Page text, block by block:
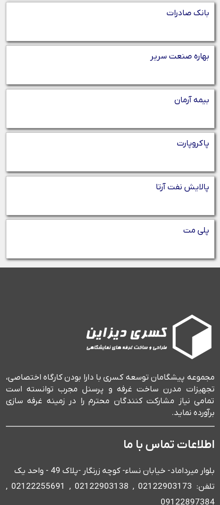
بانک صادرات
بهاره صنعت سریر
بیمه آرمان
پاکروپارت
پالایش نفت آرتا
پلی مت
مجموعه پیشگامان توسعه کسری با دارا بودن کارگاه اختصاصی،
تجهیزات مدرن ساخت غرفه و پرسنل مجرب توانسته است
تمامی نیاز مشارکت کنندگان محترم را در زمینه غرفه سازی
برآورده نماید.
اطلاعات تماس با ما
بلوار میرداماد- خیابان نساء- کوچه زرنگار -پلاک 49 - واحد یک
تلفن: 02122903173 , 02122903138 , 02122255691 ,
09122897384